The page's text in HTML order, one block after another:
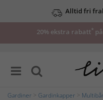
Alltid fri
20% ekstra rabatt*
Gardiner Gardinkapper